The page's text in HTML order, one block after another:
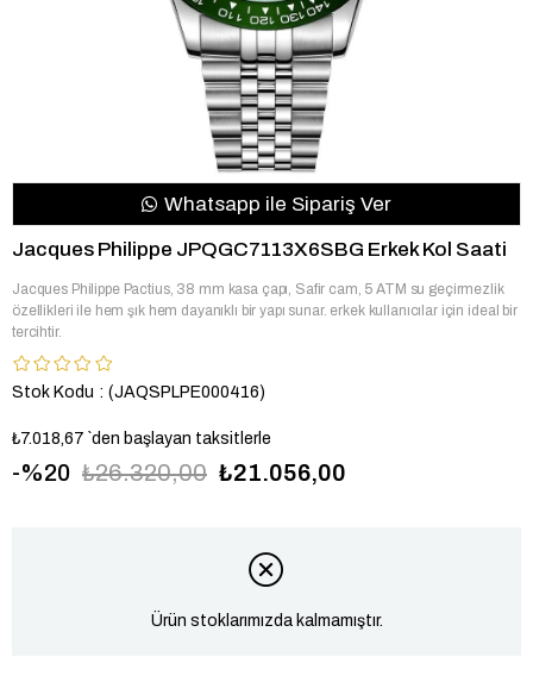
Whatsapp ile Sipariş Ver
Jacques Philippe JPQGC7113X6SBG Erkek Kol Saati
Jacques Philippe Pactius, 38 mm kasa çapı, Safir cam, 5 ATM su geçirmezlik
özellikleri ile hem şık hem dayanıklı bir yapı sunar. erkek kullanıcılar için ideal bir
tercihtir.
Stok Kodu (JAQSPLPE000416)
₺7.018,67 `den başlayan taksitlerle
20 ₺26.320,00 ₺21.056,00
Ürün stoklarımızda kalmamıştır.